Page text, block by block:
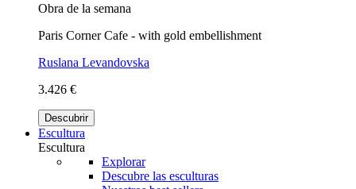
Obra de la semana
Paris Corner Cafe - with gold embellishment
Ruslana Levandovska
3.426 €
Descubrir
Escultura
Escultura
Explorar
Descubre las esculturas